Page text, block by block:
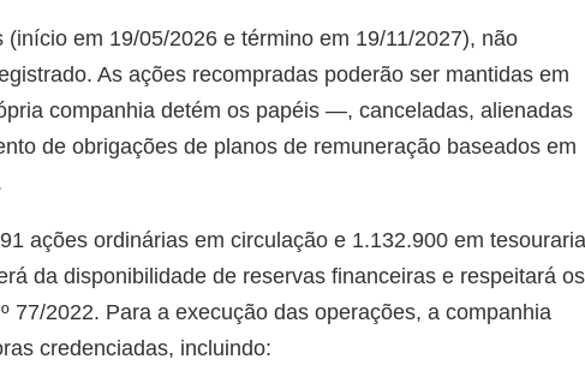
em 19/05/2026 e término em 19/11/2027), não
As ações recompradas poderão ser mantidas em
companhia detém os papéis —, canceladas, alienadas
de obrigações de planos de remuneração baseados em
ações ordinárias em circulação e 1.132.900 em
da disponibilidade de reservas financeiras e respeitará os
77/2022. Para a execução das operações, a companhia
credenciadas, incluindo: